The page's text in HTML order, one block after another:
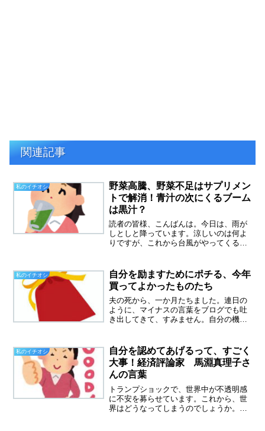
関連記事
私のイチオシ
野菜高騰、野菜不足はサプリメン
トで解消！青汁の次にくるブーム
は黒汁？
読者の皆様、こんばんは。今日は、雨が
しとしと降っています。涼しいのは何よ
りですが、これから台風がやってくるら
い暑さが続いています。この酷暑で、野
菜が高騰してきました。な...
私のイチオシ
自分を励ますためにポチる、今年
買ってよかったものたち
夫の死から、一か月たちました。連日の
ように、マイナスの言葉をブログでも吐
き出してきて、すみません。自分の機嫌
神状態の中で、もがいていました。やっ
ぱり、自分の機嫌は自分で...
私のイチオシ
自分を認めてあげるって、すごく
大事！経済評論家 馬淵真理子さ
んの言葉
トランプショックで、世界中が不透明感
に不安を募らせています。これから、世
界はどうなってしまうのでしょうか。関